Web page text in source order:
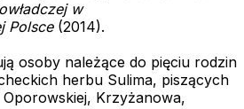
w
Polsce(2014).
osoby należące do pięciu rodzin
herbu Sulima, piszących
Krzyżanowa,